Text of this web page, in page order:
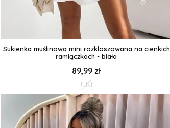
Sukienka muślinowa mini rozkloszowana na cienkich
ramiączkach - biała
89,99 zł
UNI